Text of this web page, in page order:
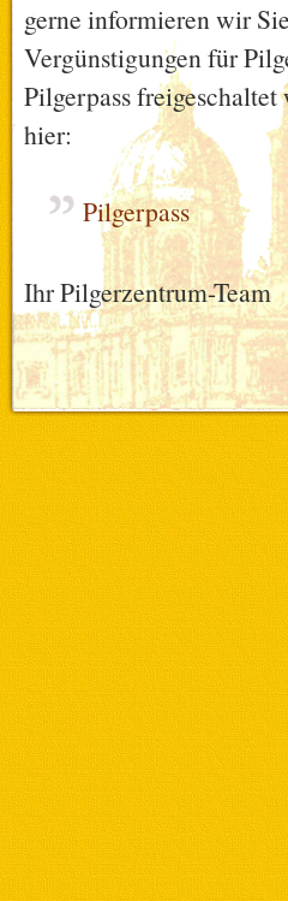
gerne informieren wir
Vergünstigungen für
Pilgerpass
hier:
Pilgerpass
Ihr Pilgerzentrum-Team